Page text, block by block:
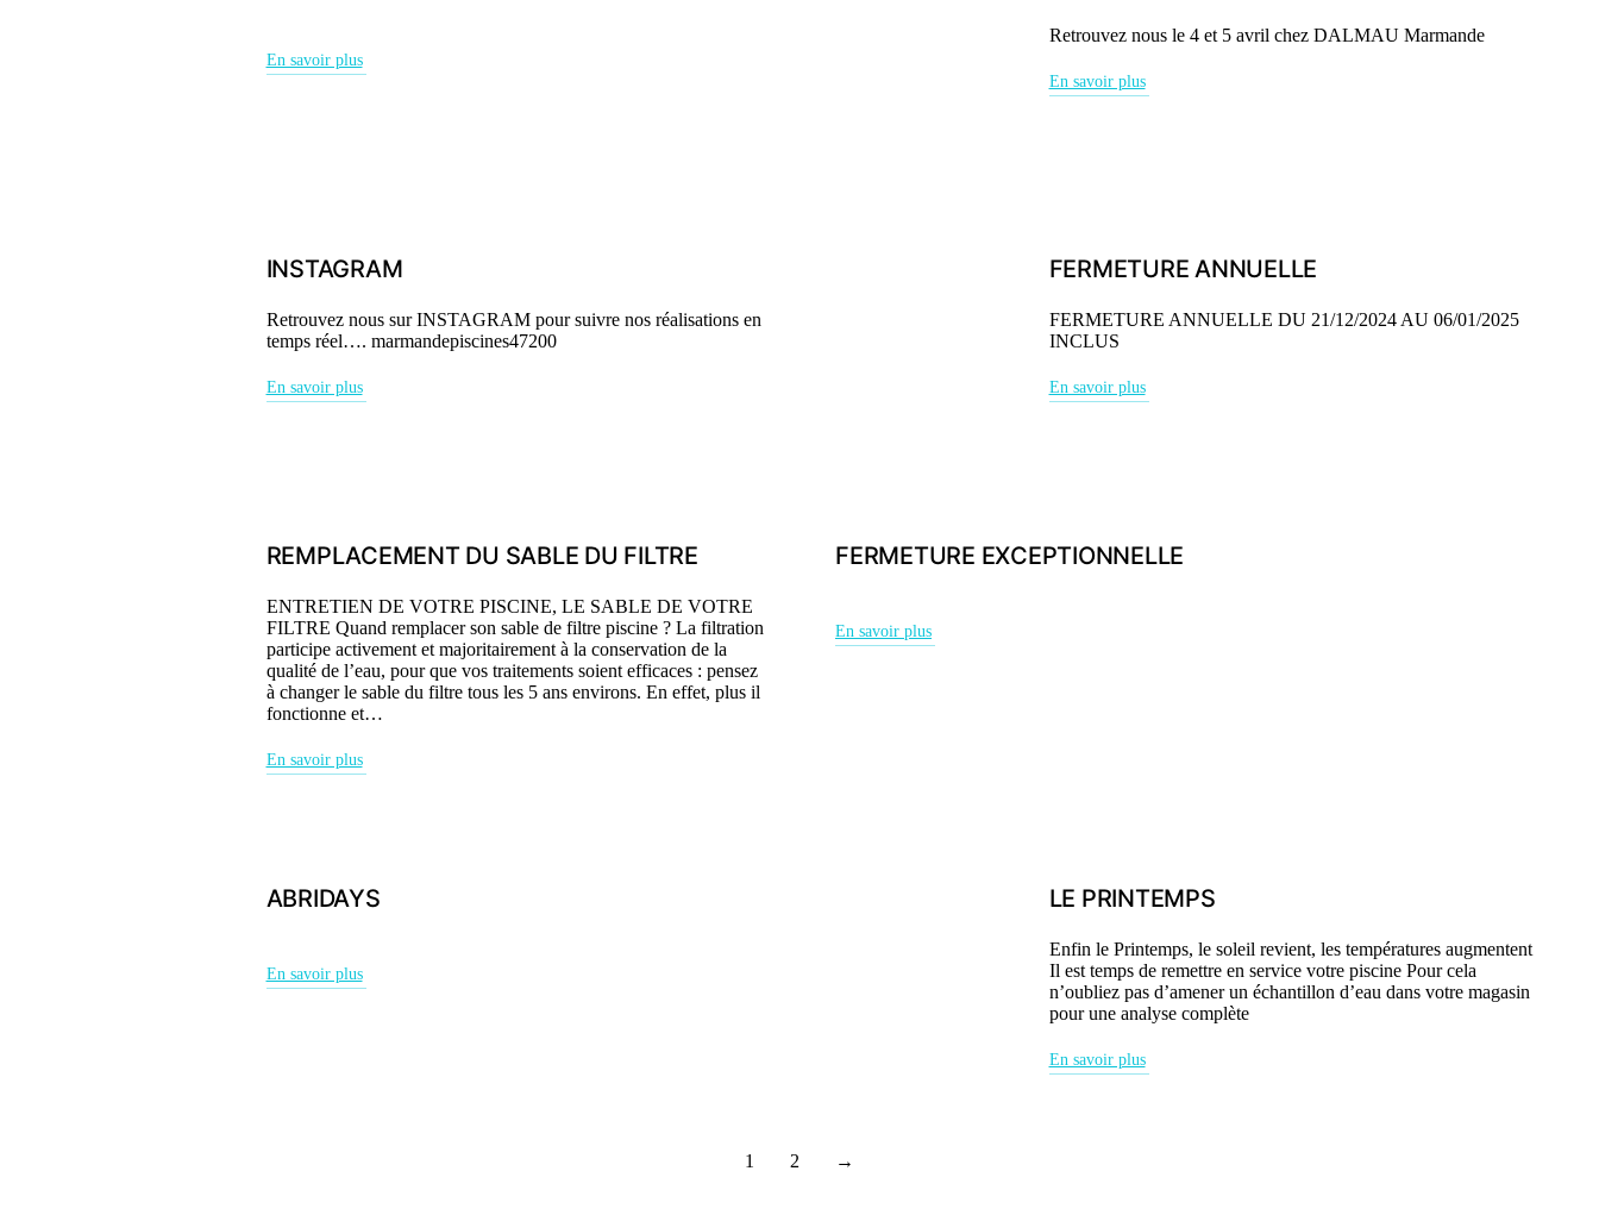
En savoir plus
Retrouvez nous le 4 et 5 avril chez DALMAU Marmande
En savoir plus
INSTAGRAM
Retrouvez nous sur INSTAGRAM pour suivre nos réalisations en
temps réel…. marmandepiscines47200
En savoir plus
FERMETURE ANNUELLE
FERMETURE ANNUELLE DU 21/12/2024 AU 06/01/2025
INCLUS
En savoir plus
REMPLACEMENT DU SABLE DU FILTRE
ENTRETIEN DE VOTRE PISCINE, LE SABLE DE VOTRE
FILTRE Quand remplacer son sable de filtre piscine ? La filtration
participe activement et majoritairement à la conservation de la
qualité de l’eau, pour que vos traitements soient efficaces : pensez
à changer le sable du filtre tous les 5 ans environs. En effet, plus il
fonctionne et…
En savoir plus
FERMETURE EXCEPTIONNELLE
En savoir plus
ABRIDAYS
En savoir plus
LE PRINTEMPS
Enfin le Printemps, le soleil revient, les températures augmentent
Il est temps de remettre en service votre piscine Pour cela
n’oubliez pas d’amener un échantillon d’eau dans votre magasin
pour une analyse complète
En savoir plus
1 2 →